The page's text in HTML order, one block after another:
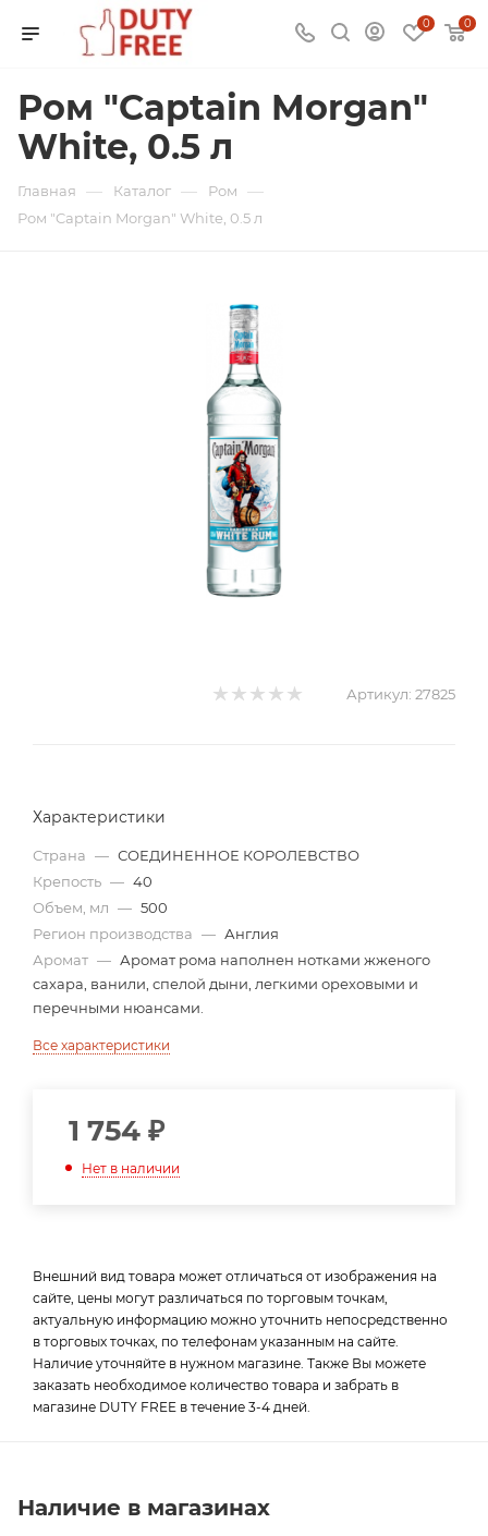
0 0
Ром "Captain Morgan"
White, 0.5 л
Главная — Каталог — Ром —
Ром "Captain Morgan" White, 0.5 л
Артикул: 27825
Характеристики
Страна — СОЕДИНЕННОЕ КОРОЛЕВСТВО
Крепость — 40
Объем, мл — 500
Регион производства — Англия
Аромат — Аромат рома наполнен нотками жженого
сахара, ванили, спелой дыни, легкими ореховыми и
перечными нюансами.
Все характеристики
1 754 ₽
Нет в наличии
Внешний вид товара может отличаться от изображения на
сайте, цены могут различаться по торговым точкам,
актуальную информацию можно уточнить непосредственно
в торговых точках, по телефонам указанным на сайте.
Наличие уточняйте в нужном магазине. Также Вы можете
заказать необходимое количество товара и забрать в
магазине DUTY FREE в течение 3-4 дней.
Наличие в магазинах